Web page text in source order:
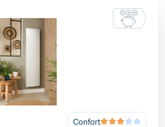
Confort